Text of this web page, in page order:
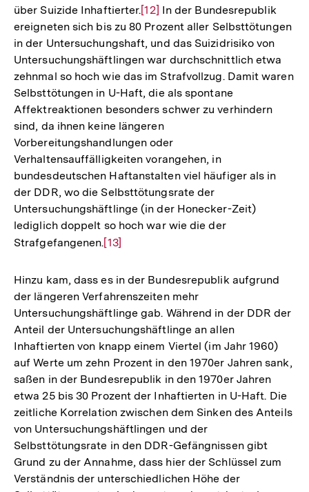
über Suizide Inhaftierter.Zur
Auflösung
der
Fußnote
[12] In der Bundesrepublik
ereigneten sich bis zu 80 Prozent aller Selbsttötungen
in der Untersuchungshaft, und das Suizidrisiko von
Untersuchungshäftlingen war durchschnittlich etwa
zehnmal so hoch wie das im Strafvollzug. Damit waren
Selbsttötungen in U-Haft, die als spontane
Affektreaktionen besonders schwer zu verhindern
sind, da ihnen keine längeren
Vorbereitungshandlungen oder
Verhaltensauffälligkeiten vorangehen, in
bundesdeutschen Haftanstalten viel häufiger als in
der DDR, wo die Selbsttötungsrate der
Untersuchungshäftlinge (in der Honecker-Zeit)
lediglich doppelt so hoch war wie die der
Strafgefangenen.Zur
der
Fußnote
[13]
Hinzu kam, dass es in der Bundesrepublik aufgrund
der längeren Verfahrenszeiten mehr
Untersuchungshäftlinge gab. Während in der DDR der
Anteil der Untersuchungshäftlinge an allen
Inhaftierten von knapp einem Viertel (im Jahr 1960)
auf Werte um zehn Prozent in den 1970er Jahren sank,
saßen in der Bundesrepublik in den 1970er Jahren
etwa 25 bis 30 Prozent der Inhaftierten in U-Haft. Die
zeitliche Korrelation zwischen dem Sinken des Anteils
von Untersuchungshäftlingen und der
Selbsttötungsrate in den DDR-Gefängnissen gibt
Grund zu der Annahme, dass hier der Schlüssel zum
Verständnis der unterschiedlichen Höhe der